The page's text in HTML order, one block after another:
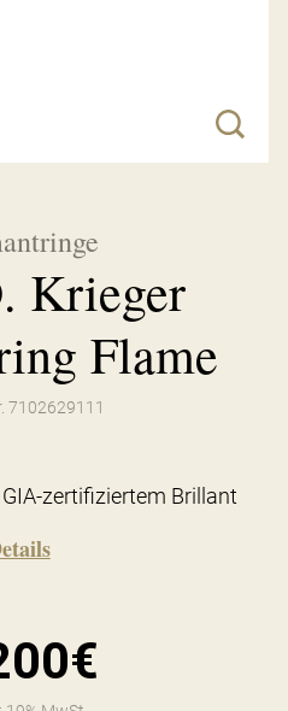
Krieger
Flame
7102629111
zertifiziertem Brillant